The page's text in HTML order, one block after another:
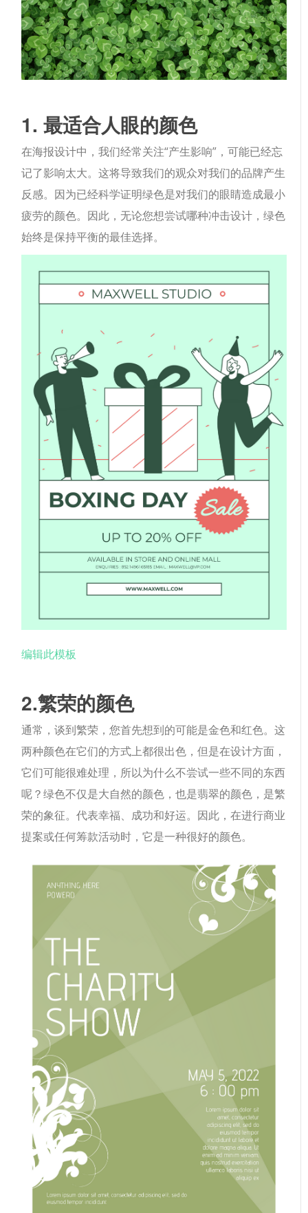
1. 最适合人眼的颜色
在海报设计中，我们经常关注“产生影响”，可能已经忘
记了影响太大。这将导致我们的观众对我们的品牌产生
反感。因为已经科学证明绿色是对我们的眼睛造成最小
疲劳的颜色。因此，无论您想尝试哪种冲击设计，绿色
始终是保持平衡的最佳选择。
编辑此模板
2.繁荣的颜色
通常，谈到繁荣，您首先想到的可能是金色和红色。这
两种颜色在它们的方式上都很出色，但是在设计方面，
它们可能很难处理，所以为什么不尝试一些不同的东西
呢？绿色不仅是大自然的颜色，也是翡翠的颜色，是繁
荣的象征。代表幸福、成功和好运。因此，在进行商业
提案或任何筹款活动时，它是一种很好的颜色。